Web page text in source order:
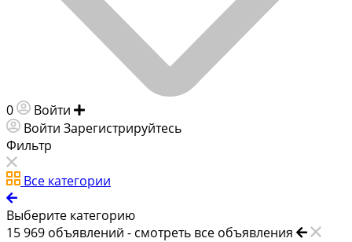
0 Войти
Войти Зарегистрируйтесь
Фильтр
Все категории
Выберите категорию
15 969 объявлений - смотреть все объявления